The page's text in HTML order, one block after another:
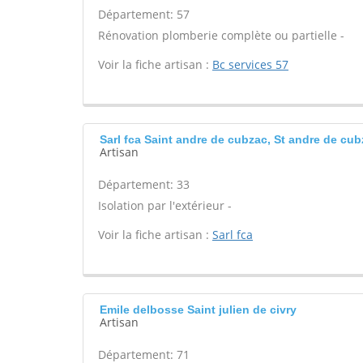
Département: 57
Rénovation plomberie complète ou partielle -
Voir la fiche artisan : Bc services 57
Sarl fca Saint andre de cubzac, St andre de
Artisan
Département: 33
Isolation par l'extérieur -
Voir la fiche artisan : Sarl fca
Emile delbosse Saint julien de civry
Artisan
Département: 71